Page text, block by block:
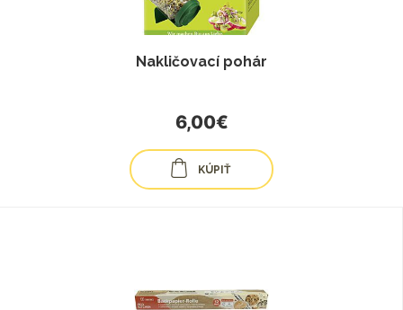
Nakličovací pohár
6,00€
KÚPIŤ